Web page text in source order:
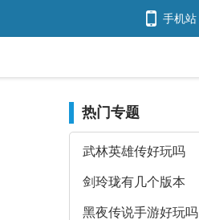
手机站
热门专题
武林英雄传好玩吗
剑玲珑有几个版本
黑夜传说手游好玩吗